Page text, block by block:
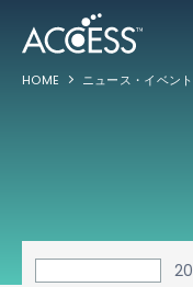
HOME ニュース・イベント